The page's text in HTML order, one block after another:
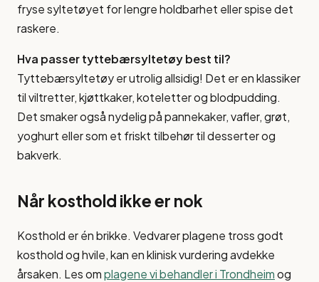
fryse syltetøyet for lengre holdbarhet eller spise det
raskere.
Hva passer tyttebærsyltetøy best til?
Tyttebærsyltetøy er utrolig allsidig! Det er en klassiker
til viltretter, kjøttkaker, koteletter og blodpudding.
Det smaker også nydelig på pannekaker, vafler, grøt,
yoghurt eller som et friskt tilbehør til desserter og
bakverk.
Når kosthold ikke er nok
Kosthold er én brikke. Vedvarer plagene tross godt
kosthold og hvile, kan en klinisk vurdering avdekke
årsaken. Les omplagene vi behandler i Trondheimog